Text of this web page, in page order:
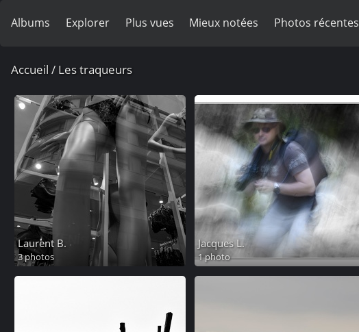
Albums Explorer Plus vues Mieux notées Photos récentes
Accueil / Les traqueurs
Laurent B.
3 photos
Jacques L.
1 photo